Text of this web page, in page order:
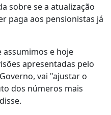
sobre se a atualização
paga aos pensionistas já
assumimos e hoje
apresentadas pelo
vai "ajustar o
dos números mais